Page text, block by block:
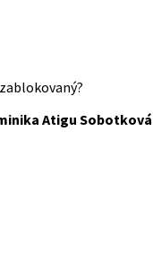
zablokovaný?
Atigu Sobotková